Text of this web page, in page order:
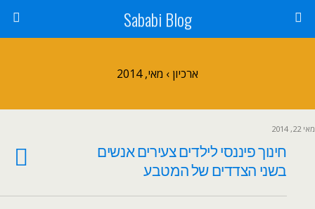
Sababi Blog
ארכיון › מאי, 2014
מאי 22, 2014
חינוך פיננסי לילדים צעירים אנשים
בשני הצדדים של המטבע